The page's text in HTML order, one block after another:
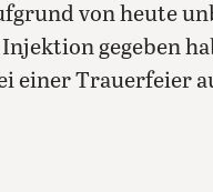
von heute
gegeben
einer Trauerfeier